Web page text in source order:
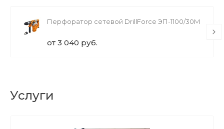
Перфоратор сетевой DrillForce ЭП-1100/30М
от 3 040 руб.
Услуги